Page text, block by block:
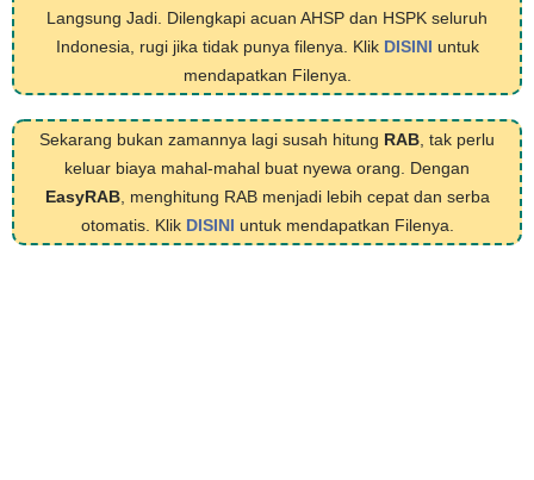
Langsung Jadi. Dilengkapi acuan AHSP dan HSPK seluruh
Indonesia, rugi jika tidak punya filenya. Klik DISINI untuk
mendapatkan Filenya.
Sekarang bukan zamannya lagi susah hitung RAB , tak perlu
keluar biaya mahal-mahal buat nyewa orang. Dengan
EasyRAB, menghitung RAB menjadi lebih cepat dan serba
otomatis. Klik DISINI untuk mendapatkan Filenya.